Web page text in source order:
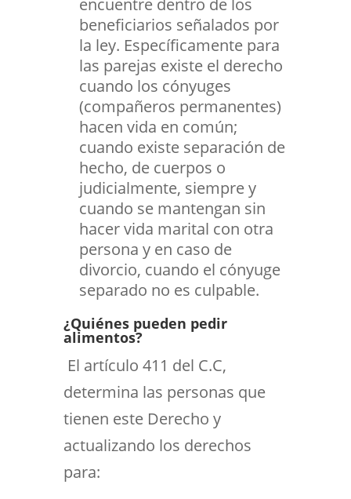
beneficiarios señalados por
la ley. Específicamente para
las parejas existe el derecho
cuando los cónyuges
(compañeros permanentes)
hacen vida en común;
cuando existe separación de
hecho, de cuerpos o
judicialmente, siempre y
cuando se mantengan sin
hacer vida marital con otra
persona y en caso de
divorcio, cuando el cónyuge
separado no es culpable.
¿Quiénes pueden pedir
alimentos?
El artículo 411 del C.C,
determina las personas que
tienen este Derecho y
actualizando los derechos
para: